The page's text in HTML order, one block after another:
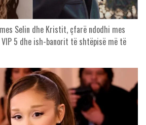
Selin dhe Kristit, çfarë ndodhi mes
5 dhe ish-banorit të shtëpisë më të